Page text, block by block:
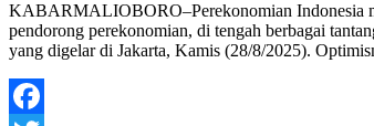
KABARMALIOBORO–Perekonomian Indonesia
pendorong perekonomian, di tengah berbagai
yang digelar di Jakarta, Kamis (28/8/2025).